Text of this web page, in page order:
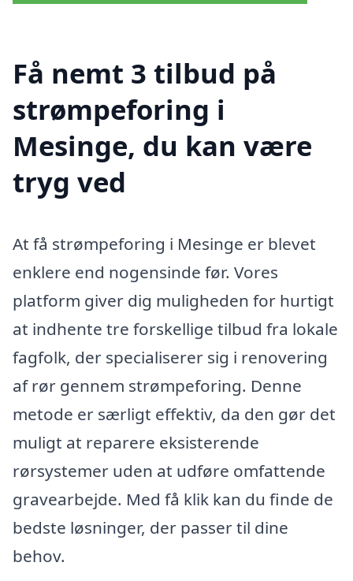
Få nemt 3 tilbud på
strømpeforing i
Mesinge, du kan være
tryg ved
At få strømpeforing i Mesinge er blevet
enklere end nogensinde før. Vores
platform giver dig muligheden for hurtigt
at indhente tre forskellige tilbud fra lokale
fagfolk, der specialiserer sig i renovering
af rør gennem strømpeforing. Denne
metode er særligt effektiv, da den gør det
muligt at reparere eksisterende
rørsystemer uden at udføre omfattende
gravearbejde. Med få klik kan du finde de
bedste løsninger, der passer til dine
behov.